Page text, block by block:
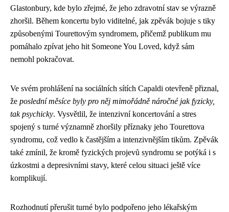
Glastonbury, kde bylo zřejmé, že jeho zdravotní stav se výrazně
zhoršil. Během koncertu bylo viditelné, jak zpěvák bojuje s tiky
způsobenými Tourettovým syndromem, přičemž publikum mu
pomáhalo zpívat jeho hit Someone You Loved, když sám
nemohl pokračovat.
Ve svém prohlášení na sociálních sítích Capaldi otevřeně přiznal,
že poslední měsíce byly pro něj mimořádně náročné jak fyzicky,
tak psychicky. Vysvětlil, že intenzivní koncertování a stres
spojený s turné významně zhoršily příznaky jeho Tourettova
syndromu, což vedlo k častějším a intenzivnějším tikům. Zpěvák
také zmínil, že kromě fyzických projevů syndromu se potýká i s
úzkostmi a depresivními stavy, které celou situaci ještě více
komplikují.
Rozhodnutí přerušit turné bylo podpořeno jeho lékařským